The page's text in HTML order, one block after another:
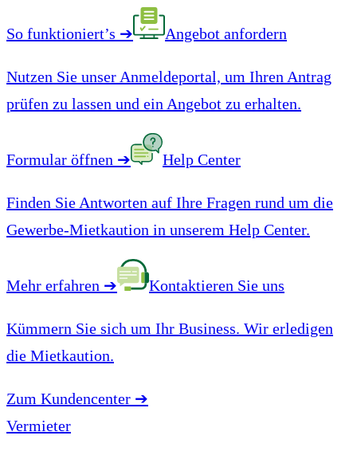
So funktioniert’s ➔ Angebot anfordern
Nutzen Sie unser Anmeldeportal, um Ihren Antrag
prüfen zu lassen und ein Angebot zu erhalten.
Formular öffnen ➔ Help Center
Finden Sie Antworten auf Ihre Fragen rund um die
Gewerbe-Mietkaution in unserem Help Center.
Mehr erfahren ➔ Kontaktieren Sie uns
Kümmern Sie sich um Ihr Business. Wir erledigen
die Mietkaution.
Zum Kundencenter ➔
Vermieter